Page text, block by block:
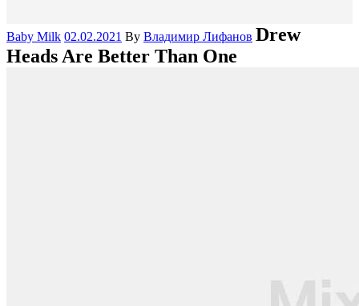
Categories
Baby Milk 02.02.2021 By Владимир Лифанов Drew
Heads Are Better Than One